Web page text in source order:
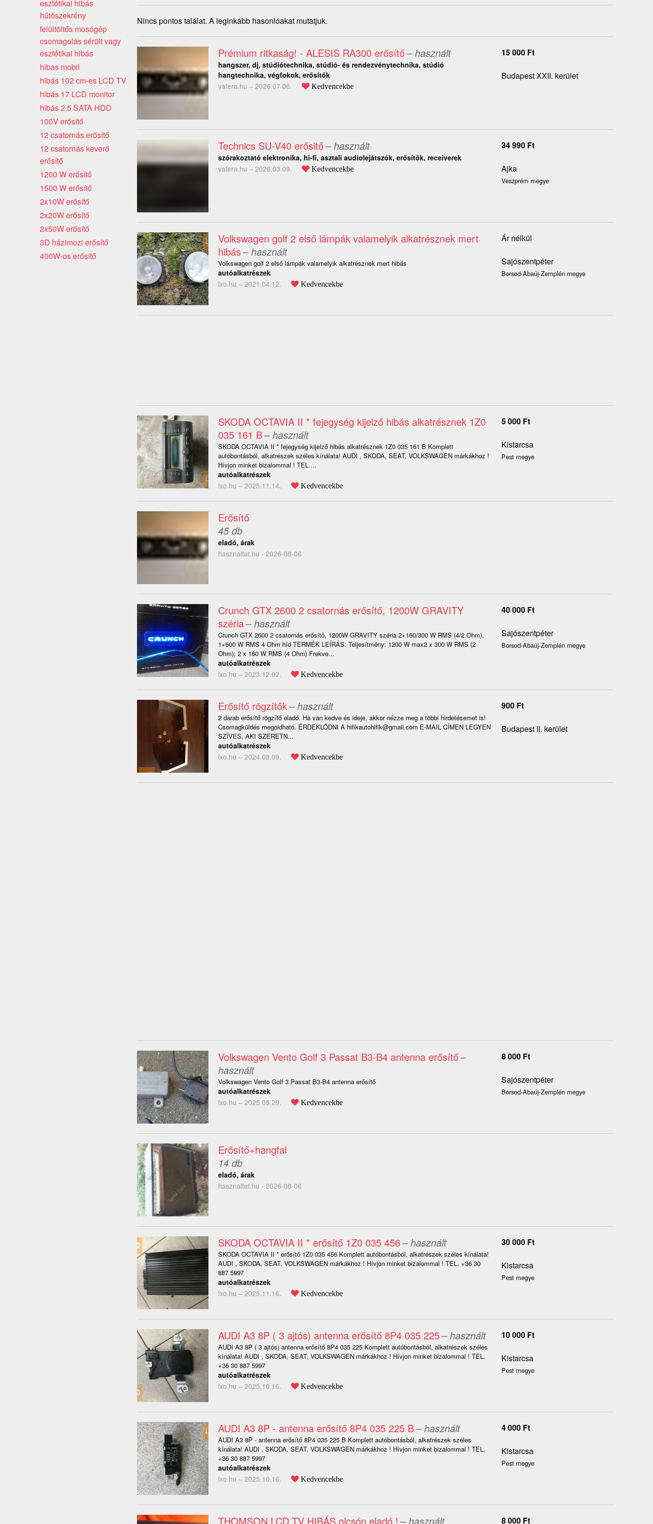
Nincs pontos találat. A leginkább hasonlóakat mutatjuk.
Prémium ritkaság! - ALESIS RA300 erősítő– használt
hangszer, dj, stúdiótechnika, stúdió- és rendezvénytechnika, stúdió
hangtechnika, végfokok, erősítők
vatera.hu – 2026.07.06. Kedvencekbe
15 000 Ft
Budapest XXII. kerület
Technics SU-V40 erősitő– használt
szórakoztató elektronika, hi-fi, asztali audiolejátszók, erősítők, receiverek
vatera.hu – 2026.03.09. Kedvencekbe
34 990 Ft
Ajka
Veszprém megye
Volkswagen golf 2 első lámpák valamelyik alkatrésznek mert
hibás– használt
Volkswagen golf 2 első lámpák valamelyik alkatrésznek mert hibás
autóalkatrészek
lxo.hu – 2021.04.12. Kedvencekbe
Ár nélkül
Sajószentpéter
Borsod-Abaúj-Zemplén megye
SKODA OCTAVIA II * fejegység kijelző hibás alkatrésznek 1Z0
035 161 B– használt
SKODA OCTAVIA II * fejegység kijelző hibás alkatrésznek 1Z0 035 161 B Komplett
autóbontásból, alkatrészek széles kínálata! AUDI , SKODA, SEAT, VOLKSWAGEN márkákhoz !
Hívjon minket bizalommal ! TEL....
autóalkatrészek
lxo.hu – 2025.11.14. Kedvencekbe
5 000 Ft
Kistarcsa
Pest megye
Erősítő
45 db
eladó, árak
hasznaltat.hu - 2026-08-06
Crunch GTX 2600 2 csatornás erősítő, 1200W GRAVITY
széria– használt
Crunch GTX 2600 2 csatornás erősítő, 1200W GRAVITY széria 2×160/300 W RMS (4/2 Ohm),
1×600 W RMS 4 Ohm híd TERMÉK LEÍRÁS: Teljesítmény: 1200 W max2 x 300 W RMS (2
Ohm); 2 x 160 W RMS (4 Ohm) Frekve...
autóalkatrészek
lxo.hu – 2023.12.02. Kedvencekbe
40 000 Ft
Sajószentpéter
Borsod-Abaúj-Zemplén megye
Erősítő rögzítők– használt
2 darab erősítő rögzítő eladó. Ha van kedve és ideje, akkor nézze meg a többi hirdetésemet is!
Csomagküldés megoldható. ÉRDEKLŐDNI A hifikautohifik@gmail.com E-MAIL CÍMEN LEGYEN
SZÍVES, AKI SZERETN...
autóalkatrészek
lxo.hu – 2024.08.09. Kedvencekbe
900 Ft
Budapest II. kerület
Volkswagen Vento Golf 3 Passat B3-B4 antenna erősítő–
használt
Volkswagen Vento Golf 3 Passat B3-B4 antenna erősítő
autóalkatrészek
lxo.hu – 2025.05.29. Kedvencekbe
8 000 Ft
Sajószentpéter
Borsod-Abaúj-Zemplén megye
Erősítő+hangfal
14 db
eladó, árak
hasznaltat.hu - 2026-08-06
SKODA OCTAVIA II * erősítő 1Z0 035 456– használt
SKODA OCTAVIA II * erősítő 1Z0 035 456 Komplett autóbontásból, alkatrészek széles kínálata!
AUDI , SKODA, SEAT, VOLKSWAGEN márkákhoz ! Hívjon minket bizalommal ! TEL. +36 30
887 5997
autóalkatrészek
lxo.hu – 2025.11.16. Kedvencekbe
30 000 Ft
Kistarcsa
Pest megye
AUDI A3 8P ( 3 ajtós) antenna erősítő 8P4 035 225– használt
AUDI A3 8P ( 3 ajtós) antenna erősítő 8P4 035 225 Komplett autóbontásból, alkatrészek széles
kínálata! AUDI , SKODA, SEAT, VOLKSWAGEN márkákhoz ! Hívjon minket bizalommal ! TEL.
+36 30 887 5997
autóalkatrészek
lxo.hu – 2025.10.16. Kedvencekbe
10 000 Ft
Kistarcsa
Pest megye
AUDI A3 8P - antenna erősítő 8P4 035 225 B– használt
AUDI A3 8P - antenna erősítő 8P4 035 225 B Komplett autóbontásból, alkatrészek széles
kínálata! AUDI , SKODA, SEAT, VOLKSWAGEN márkákhoz ! Hívjon minket bizalommal ! TEL.
+36 30 887 5997
autóalkatrészek
lxo.hu – 2025.10.16. Kedvencekbe
4 000 Ft
Kistarcsa
Pest megye
THOMSON LCD TV HIBÁS olcsón eladó ! – használt 8 000 Ft
esztétikai hibás
hűtőszekrény
felültöltős mosógép
csomagolás sérült vagy
esztétikai hibás
hibas mobil
hibás 102 cm-es LCD TV
hibás 17 LCD monitor
hibás 2.5 SATA HDD
100V erősítő
12 csatornás erősítő
12 csatornás keverő
erősítő
1200 W erősítő
1500 W erősítő
2x10W erősítő
2x20W erősítő
2x50W erősítő
3D házimozi erősítő
400W-os erősítő